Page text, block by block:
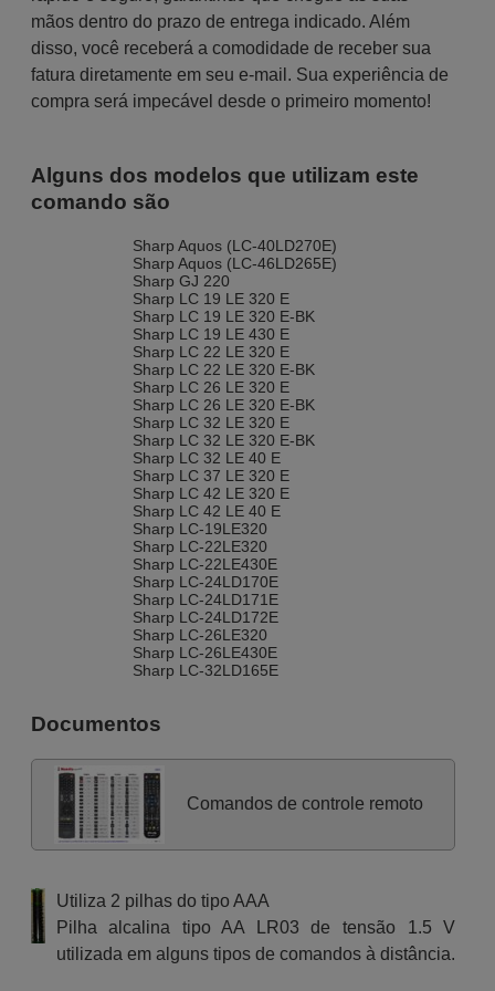
mãos dentro do prazo de entrega indicado. Além
disso, você receberá a comodidade de receber sua
fatura diretamente em seu e-mail. Sua experiência de
compra será impecável desde o primeiro momento!
Alguns dos modelos que utilizam este
comando são
Sharp Aquos (LC-40LD270E)
Sharp Aquos (LC-46LD265E)
Sharp GJ 220
Sharp LC 19 LE 320 E
Sharp LC 19 LE 320 E-BK
Sharp LC 19 LE 430 E
Sharp LC 22 LE 320 E
Sharp LC 22 LE 320 E-BK
Sharp LC 26 LE 320 E
Sharp LC 26 LE 320 E-BK
Sharp LC 32 LE 320 E
Sharp LC 32 LE 320 E-BK
Sharp LC 32 LE 40 E
Sharp LC 37 LE 320 E
Sharp LC 42 LE 320 E
Sharp LC 42 LE 40 E
Sharp LC-19LE320
Sharp LC-22LE320
Sharp LC-22LE430E
Sharp LC-24LD170E
Sharp LC-24LD171E
Sharp LC-24LD172E
Sharp LC-26LE320
Sharp LC-26LE430E
Sharp LC-32LD165E
Sharp LC-32LE430
Sharp LC-32SH330E
Sharp LC-37LE320
Sharp LC-40LD271K
Sharp LC-40LD272E
Sharp LC-42LE320
Sharp LC-42LE430
Sharp LC-46LD264E
Sharp LC-46LD266K
Sharp LC-50LD271K
Sharp LC26SH330E
Documentos
Comandos de controle remoto
Utiliza 2 pilhas do tipo AAA
Pilha alcalina tipo AA LR03 de tensão 1.5 V
utilizada em alguns tipos de comandos à distância.